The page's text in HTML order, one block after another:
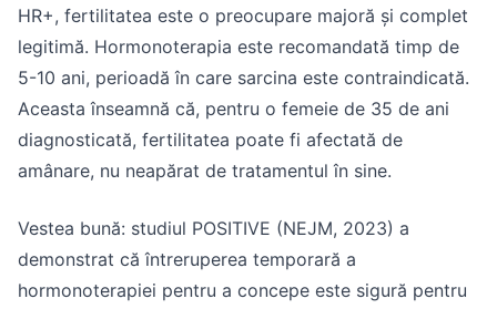
HR+, fertilitatea este o preocupare majoră și complet
legitimă. Hormonoterapia este recomandată timp de
5-10 ani, perioadă în care sarcina este contraindicată.
Aceasta înseamnă că, pentru o femeie de 35 de ani
diagnosticată, fertilitatea poate fi afectată de
amânare, nu neapărat de tratamentul în sine.
Vestea bună: studiul POSITIVE (NEJM, 2023) a
demonstrat că întreruperea temporară a
hormonoterapiei pentru a concepe este sigură pentru